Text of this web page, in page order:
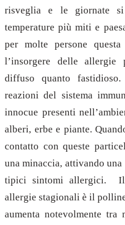
risveglia e le giornate
temperature più miti e
per molte persone
l’insorgere delle
diffuso quanto
reazioni del sistema
innocue presenti
alberi, erbe e piante.
contatto con queste
una minaccia, attivando
tipici sintomi allergici. Il
allergie stagionali è il
aumenta notevolmente